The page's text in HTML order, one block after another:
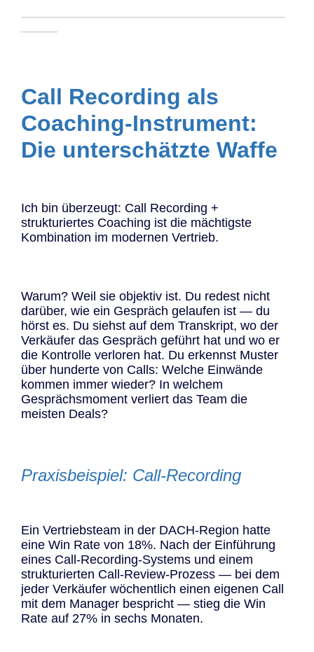
─────────────────────────────
────
Call Recording als
Coaching-Instrument:
Die unterschätzte Waffe
Ich bin überzeugt: Call Recording +
strukturiertes Coaching ist die mächtigste
Kombination im modernen Vertrieb.
Warum? Weil sie objektiv ist. Du redest nicht
darüber, wie ein Gespräch gelaufen ist — du
hörst es. Du siehst auf dem Transkript, wo der
Verkäufer das Gespräch geführt hat und wo er
die Kontrolle verloren hat. Du erkennst Muster
über hunderte von Calls: Welche Einwände
kommen immer wieder? In welchem
Gesprächsmoment verliert das Team die
meisten Deals?
Praxisbeispiel: Call-Recording
Ein Vertriebsteam in der DACH-Region hatte
eine Win Rate von 18%. Nach der Einführung
eines Call-Recording-Systems und einem
strukturierten Call-Review-Prozess — bei dem
jeder Verkäufer wöchentlich einen eigenen Call
mit dem Manager bespricht — stieg die Win
Rate auf 27% in sechs Monaten.